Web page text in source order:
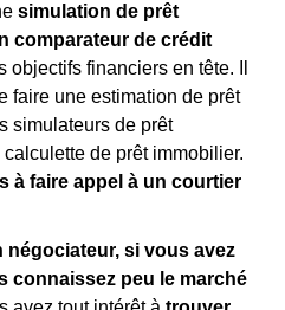
simulation de prêt
comparateur de crédit
objectifs financiers en tête. Il
faire une estimation de prêt
simulateurs de prêt
de prêt immobilier.
à faire appel à un courtier
si vous avez
connaissez peu le marché